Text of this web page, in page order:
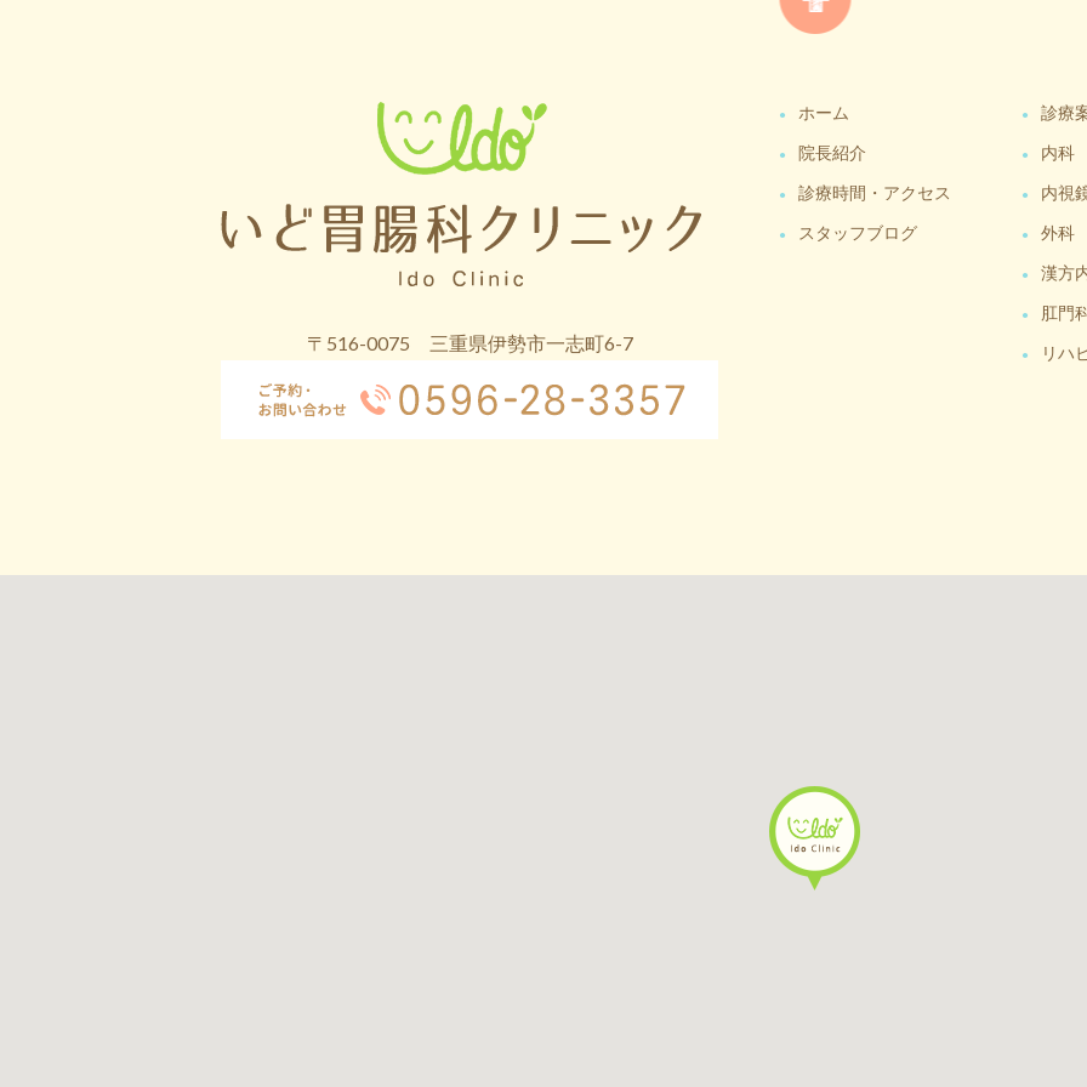
〒516-0075 三重県伊勢市一志町6-7
ホーム
院長紹介
診療時間・アクセス
スタッフブログ
診療
内科
内視
外科
漢方
肛門
リハ